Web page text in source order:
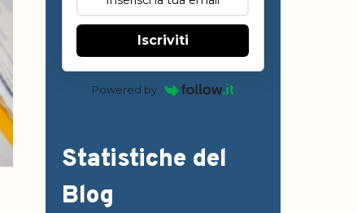
Iscriviti
Powered by
Statistiche del
Blog